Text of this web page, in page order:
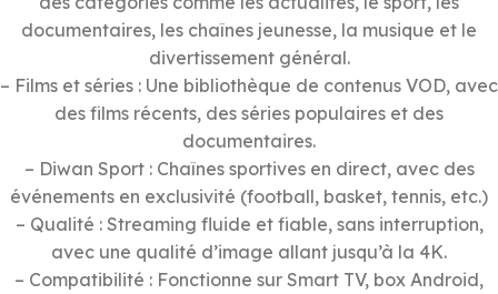
documentaires, les chaînes jeunesse, la musique et le
divertissement général.
– Films et séries : Une bibliothèque de contenus VOD, avec
des films récents, des séries populaires et des
documentaires.
– Diwan Sport : Chaînes sportives en direct, avec des
événements en exclusivité (football, basket, tennis, etc.)
– Qualité : Streaming fluide et fiable, sans interruption,
avec une qualité d’image allant jusqu’à la 4K.
– Compatibilité : Fonctionne sur Smart TV, box Android,